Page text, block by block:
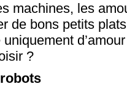
machines, les
de bons petits
?